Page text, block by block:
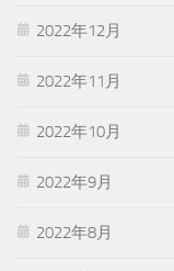
2022年12月
2022年11月
2022年10月
2022年9月
2022年8月